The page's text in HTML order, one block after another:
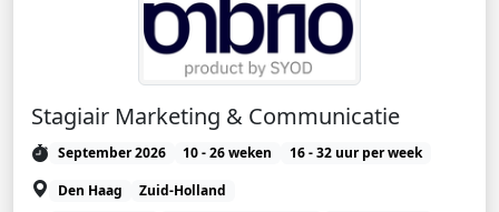
Stagiair Marketing & Communicatie
September 2026 10 - 26 weken
16 - 32 uur per week
Den Haag
Zuid-Holland